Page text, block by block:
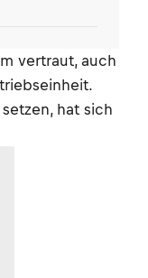
vertraut, auch
hat sich